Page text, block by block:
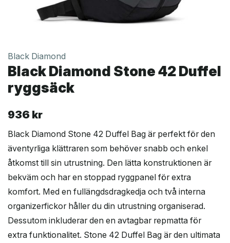
Black Diamond
Black Diamond Stone 42 Duffel
ryggsäck
936 kr
Black Diamond Stone 42 Duffel Bag är perfekt för den
äventyrliga klättraren som behöver snabb och enkel
åtkomst till sin utrustning. Den lätta konstruktionen är
bekväm och har en stoppad ryggpanel för extra
komfort. Med en fullängdsdragkedja och två interna
organizerfickor håller du din utrustning organiserad.
Dessutom inkluderar den en avtagbar repmatta för
extra funktionalitet. Stone 42 Duffel Bag är den ultimata